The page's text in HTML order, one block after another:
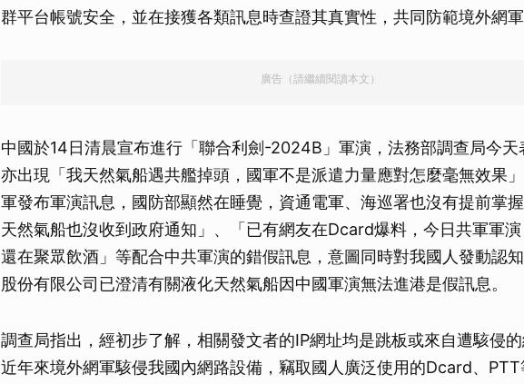
群平台帳號安全，並在接獲各類訊息時查證其真實性，共同防範境外網
廣告（請繼續閱讀本文）
中國於14日清晨宣布進行「聯合利劍-2024B」軍演，法務部調查局今天
亦出現「我天然氣船遇共艦掉頭，國軍不是派遣力量應對怎麼毫無效果
軍發布軍演訊息，國防部顯然在睡覺，資通電軍、海巡署也沒有提前掌
天然氣船也沒收到政府通知」、「已有網友在Dcard爆料，今日共軍軍
還在聚眾飲酒」等配合中共軍演的錯假訊息，意圖同時對我國人發動認
股份有限公司已澄清有關液化天然氣船因中國軍演無法進港是假訊息。
調查局指出，經初步了解，相關發文者的IP網址均是跳板或來自遭駭侵
近年來境外網軍駭侵我國內網路設備，竊取國人廣泛使用的Dcard、